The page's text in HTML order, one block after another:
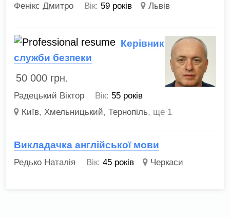
Фенікс Дмитро Вік: 59 років Львів
Керівник
служби безпеки
50 000 грн.
Радецький Віктор Вік: 55 років
Київ,Хмельницький,Тернопіль, ще 1
Викладачка англійської мови
Редько Наталія Вік: 45 років Черкаси